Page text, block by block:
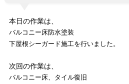
本日の作業は、
バルコニー床防水塗装
下屋根シーガード施工を行いました。
次回の作業は、
バルコニー床、タイル復旧